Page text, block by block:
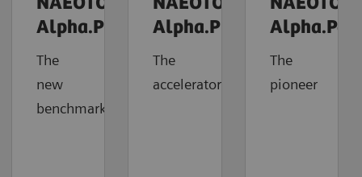
Alpha.Prime
The
new
benchmark
Alpha.Pro
The
accelerator
The
pioneer